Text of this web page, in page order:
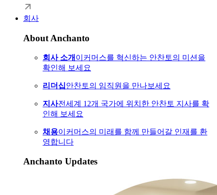
회사
About Anchanto
회사 소개 이커머스를 혁신하는 안찬토의 미션을
확인해 보세요
리더십안찬토의 임직원을 만나보세요
지사전세계 12개 국가에 위치한 안찬토 지사를 확
인해 보세요
채용이커머스의 미래를 함께 만들어갈 인재를 환
영합니다
Anchanto Updates